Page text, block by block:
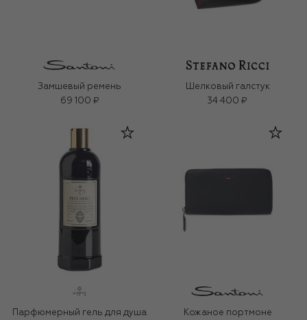
Замшевый ремень
69 100 ₽
Шелковый галстук
34 400 ₽
Парфюмерный гель для душа
Кожаное портмоне